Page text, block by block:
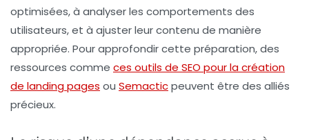
optimisées, à analyser les comportements des
utilisateurs, et à ajuster leur contenu de manière
appropriée. Pour approfondir cette préparation, des
ressources comme ces outils de SEO pour la création
de landing pages ou Semacticpeuvent être des alliés
précieux.